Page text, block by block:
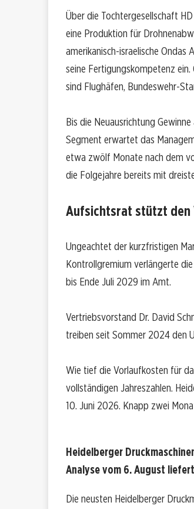
Über die Tochtergesellschaft
eine Produktion für
amerikanisch-israelische
seine Fertigungskompetenz
sind Flughäfen, Bundeswehr-
Bis die Neuausrichtung
Segment erwartet das
etwa zwölf Monate nach dem
die Folgejahre bereits mit
Aufsichtsrat stützt den
Ungeachtet der kurzfristigen
Kontrollgremium verlängerte
bis Ende Juli 2029 im Amt.
Vertriebsvorstand Dr. David
treiben seit Sommer 2024 den
Wie tief die Vorlaufkosten für
vollständigen Jahreszahlen.
10. Juni 2026. Knapp zwei
Heidelberger
Analyse vom 6. August
Die neusten Heidelberger